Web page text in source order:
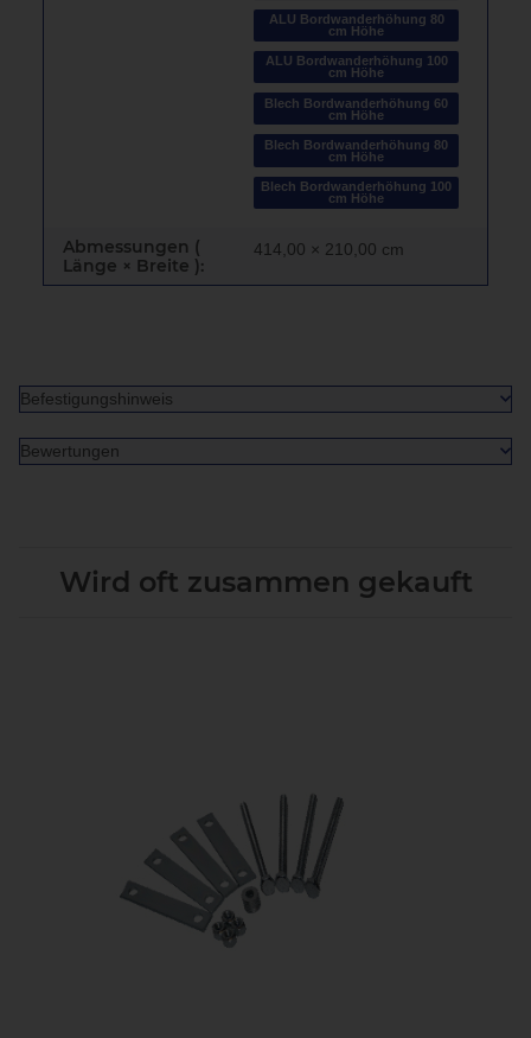
ALU Bordwanderhöhung 80
cm Höhe
ALU Bordwanderhöhung 100
cm Höhe
Blech Bordwanderhöhung 60
cm Höhe
Blech Bordwanderhöhung 80
cm Höhe
Blech Bordwanderhöhung 100
cm Höhe
Abmessungen (
Länge × Breite ):
414,00 × 210,00 cm
Befestigungshinweis
Bewertungen
Wird oft zusammen gekauft